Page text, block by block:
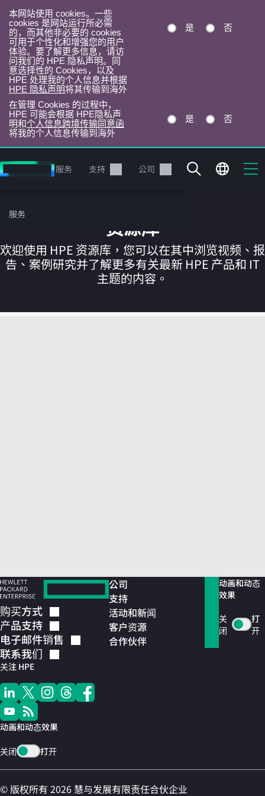
本网站使用 cookies。一些
cookies 是网站运行所必需
的，而其他非必要的 cookies
可用于个性化和增强您的用户
体验。要了解更多信息，请访
问我们的 HPE 隐私声明。同
意选择性的 Cookies，以及
HPE 处理我的个人信息并根据
HPE 隐私声明将其传输到海外
是 否
在管理 Cookies 的过程中，
HPE 可能会根据 HPE隐私声
明和个人信息跨境传输同意函
将我的个人信息传输到海外
是 否
转
到
目
录
服务 支持 公司
服务
您的购物车目前是空的
资源库
欢迎使用 HPE 资源库，您可以在其中浏览视频、报
告、案例研究并了解更多有关最新 HPE 产品和 IT
主题的内容。
购买方式
产品支持
电子邮件销售
联系我们
关注 HPE
动画和动态效果
关闭 打开
公司
支持
活动和新闻
客户资源
合作伙伴
动画和动态
效果
关
闭
打
开
© 版权所有 2026 慧与发展有限责任合伙企业